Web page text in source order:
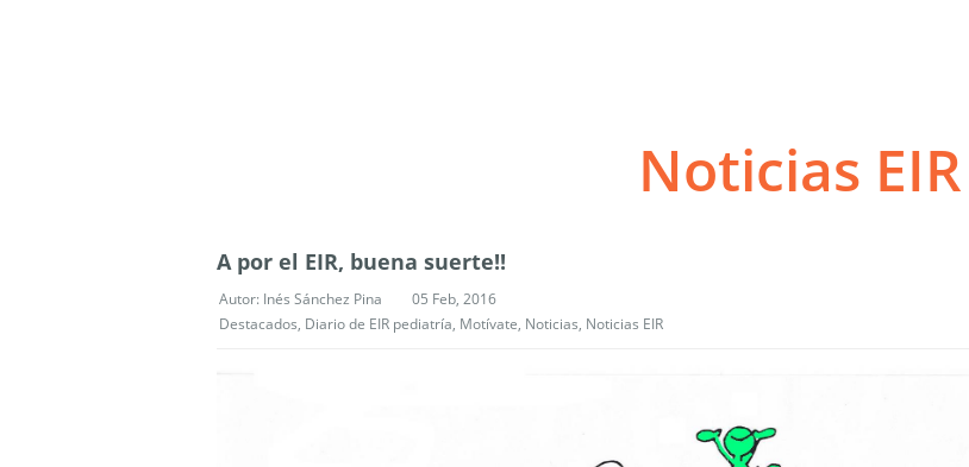
Noticias EIR
A por el EIR, buena suerte!!
Autor: Inés Sánchez Pina
05 Feb, 2016
Destacados, Diario de EIR pediatría, Motívate, Noticias, Noticias EIR